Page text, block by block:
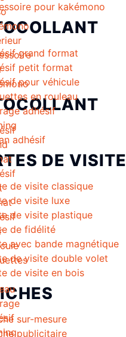
pour kakémono
grand format
petit format
pour véhicule
en rouleau
adhésif
adhésif
DE VISITE
de visite classique
de visite luxe
de visite plastique
de fidélité
avec bande magnétique
de visite double volet
de visite en bois
sur-mesure
publicitaire